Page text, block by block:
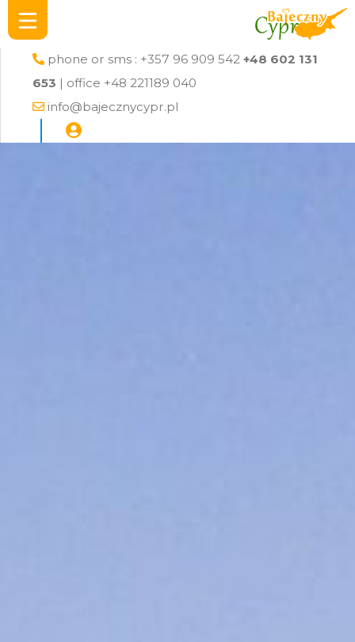
phone or sms : +357 96 909 542 +48 602 131
653 | office +48 221189 040
info@bajecznycypr.pl